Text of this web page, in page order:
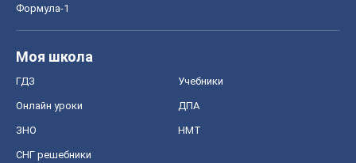
Формула-1
Моя школа
ГДЗ Учебники
Онлайн уроки ДПА
ЗНО НМТ
СНГ решебники